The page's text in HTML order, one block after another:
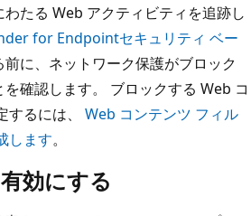
たる Web アクティビティを追跡し
for Endpointセキュリティ ベー
前に、ネットワーク保護がブロック
確認します。 ブロックする Web コ
するには、 Web コンテンツ フィル
します。
効にする